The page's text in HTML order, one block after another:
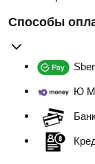
Способы
Ю